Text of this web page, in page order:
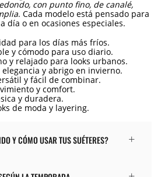
con punto fino, de canalé,
. Cada modelo está pensado para
día o en ocasiones especiales.
para los días más fríos.
y cómodo para uso diario.
y relajado para looks urbanos.
y abrigo en invierno.
y fácil de combinar.
y comfort.
y duradera.
de moda y layering.
Y CÓMO USAR TUS SUÉTERES?